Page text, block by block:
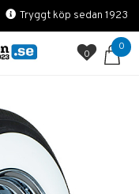
Tryggt köp sedan 1923
0
0